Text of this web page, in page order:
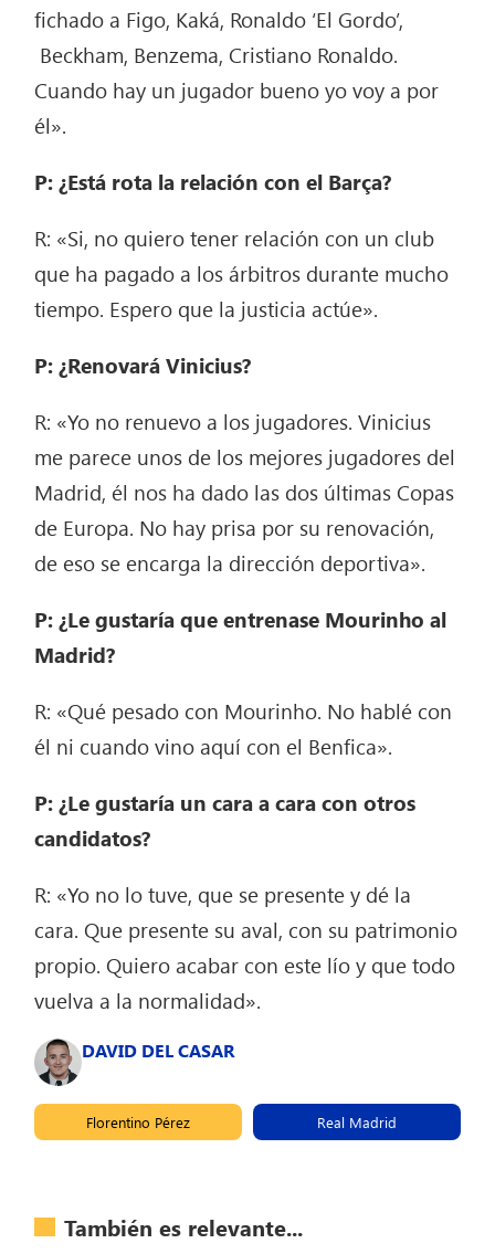
fichado a Figo, Kaká, Ronaldo ‘El Gordo’,
Beckham, Benzema, Cristiano Ronaldo.
Cuando hay un jugador bueno yo voy a por
él».
P: ¿Está rota la relación con el Barça?
R: «Si, no quiero tener relación con un club
que ha pagado a los árbitros durante mucho
tiempo. Espero que la justicia actúe».
P: ¿Renovará Vinicius?
R: «Yo no renuevo a los jugadores. Vinicius
me parece unos de los mejores jugadores del
Madrid, él nos ha dado las dos últimas Copas
de Europa. No hay prisa por su renovación,
de eso se encarga la dirección deportiva».
P: ¿Le gustaría que entrenase Mourinho al
Madrid?
R: «Qué pesado con Mourinho. No hablé con
él ni cuando vino aquí con el Benfica».
P: ¿Le gustaría un cara a cara con otros
candidatos?
R: «Yo no lo tuve, que se presente y dé la
cara. Que presente su aval, con su patrimonio
propio. Quiero acabar con este lío y que todo
vuelva a la normalidad».
DAVID DEL CASAR
Florentino Pérez Real Madrid
También es relevante...